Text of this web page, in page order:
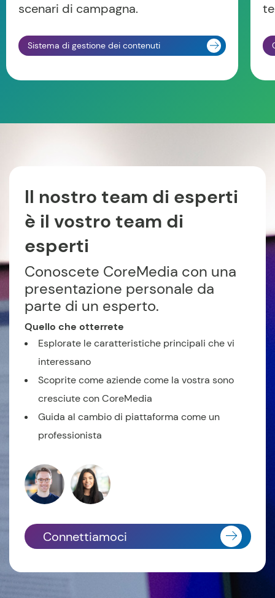
scenari di campagna.
Sistema di gestione dei contenuti
Il nostro team di esperti
è il vostro team di
esperti
Conoscete CoreMedia con una
presentazione personale da
parte di un esperto.
Quello che otterrete
Esplorate le caratteristiche principali che vi
interessano
Scoprite come aziende come la vostra sono
cresciute con CoreMedia
Guida al cambio di piattaforma come un
professionista
Connettiamoci